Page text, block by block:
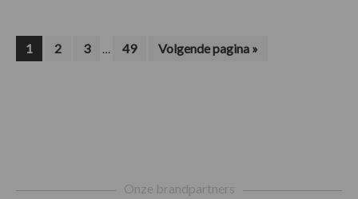
Pagina
1 Pagina
2 Pagina
3
Interim
… Pagina
49
Ga
naar
Volgende pagina »
Onze brandpartners